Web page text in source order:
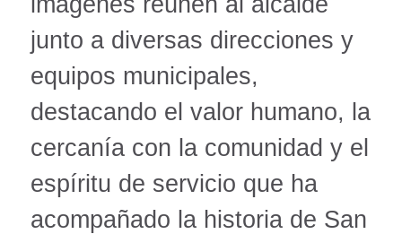
junto a diversas direcciones y
equipos municipales,
destacando el valor humano, la
cercanía con la comunidad y el
espíritu de servicio que ha
acompañado la historia de San